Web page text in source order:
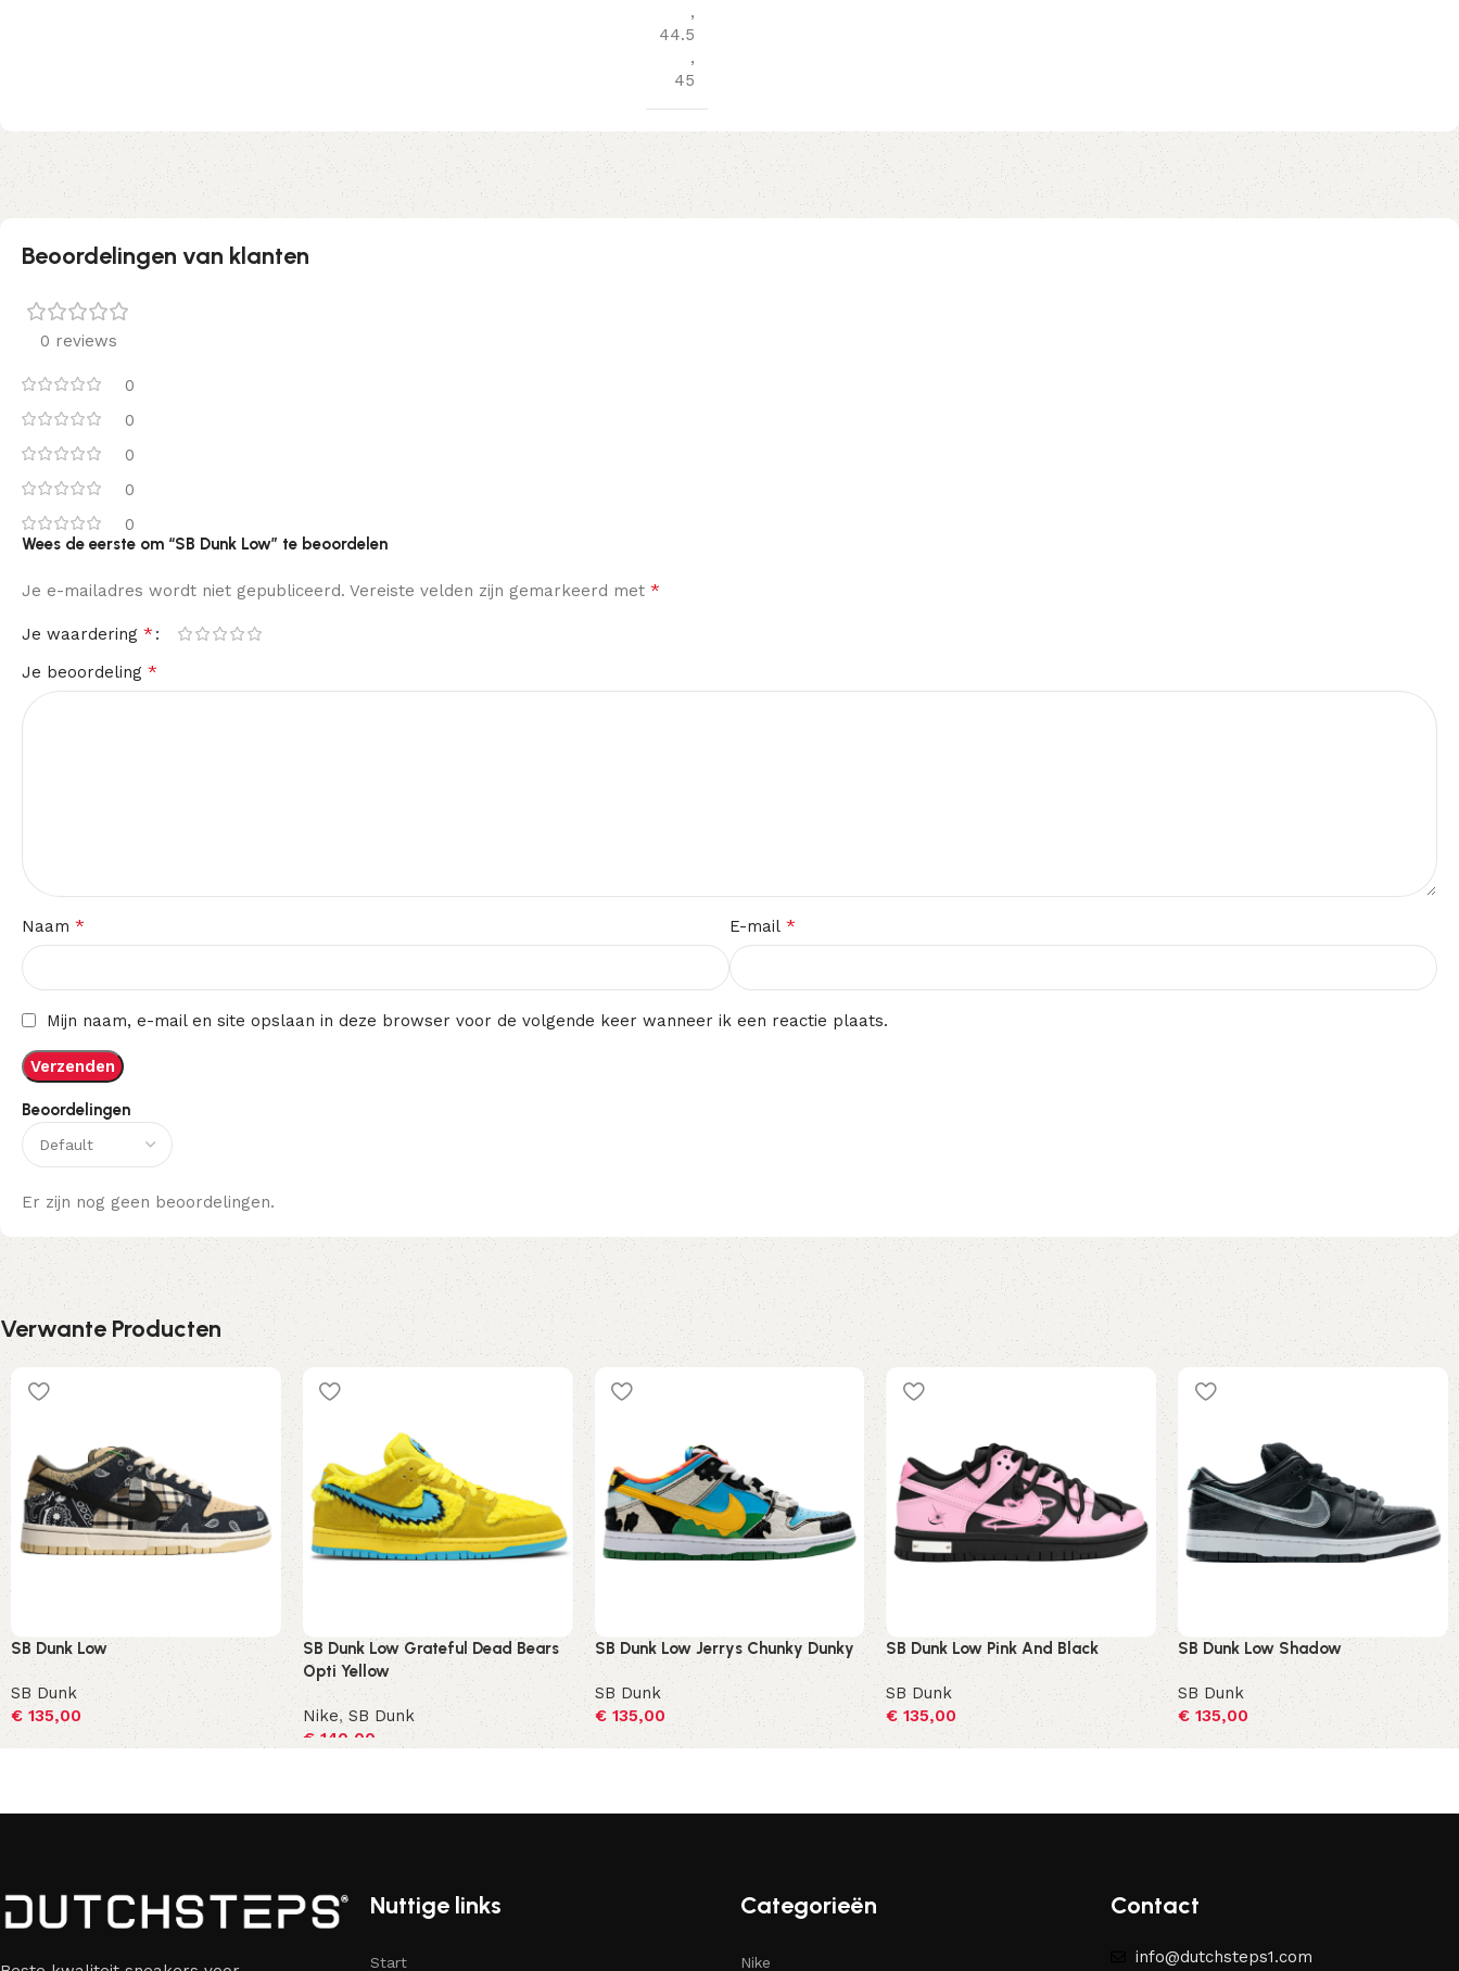
,
44.5
,
45
Beoordelingen van klanten
0 reviews
0
0
0
0
0
Beoordelingen
Er zijn nog geen beoordelingen.
Wees de eerste om “SB Dunk Low” te beoordelen
Je e-mailadres wordt niet gepubliceerd. Vereiste velden zijn gemarkeerd met *
Je waardering *
Je beoordeling *
Naam * E-mail *
Mijn naam, e-mail en site opslaan in deze browser voor de volgende keer wanneer ik een reactie plaats.
Verwante Producten
SB Dunk Low
SB Dunk
€ 135,00
Opties selecteren
SB Dunk Low Grateful Dead Bears
Opti Yellow
Nike,SB Dunk
€140,00
SB Dunk Low Jerrys Chunky Dunky
SB Dunk
€135,00
Opties selecteren
SB Dunk Low Pink And Black
SB Dunk
€135,00
Opties selecteren
SB Dunk Low Shadow
SB Dunk
€135,00
Opties selecteren
Nuttige links
Start
Categorieën
Nike
Contact
info@dutchsteps1.com